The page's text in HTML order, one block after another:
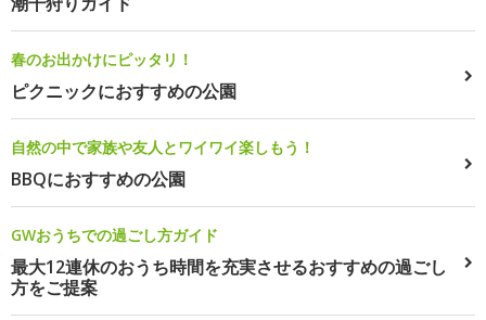
春のお出かけにピッタリ！
ピクニックにおすすめの公園
自然の中で家族や友人とワイワイ楽しもう！
BBQにおすすめの公園
GWおうちでの過ごし方ガイド
最大12連休のおうち時間を充実させるおすすめの過ごし
方をご提案